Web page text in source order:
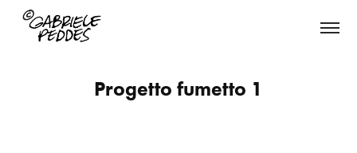
Progetto fumetto 1